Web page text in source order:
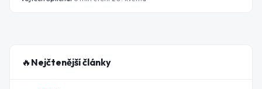
peníze, nebo o čas. Tady jsou největší mýty, které o
🔥 Nejčtenější články